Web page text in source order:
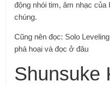
động nhói tim, âm nhạc của
chúng.
Cũng nên đọc: Solo
phá hoại và đọc ở đâu
Shunsuke